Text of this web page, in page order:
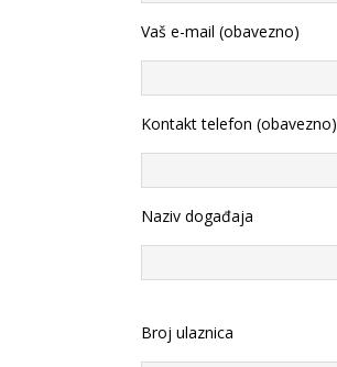
Vaš e-mail (obavezno)
Kontakt telefon (obavezno)
Naziv događaja
Broj ulaznica